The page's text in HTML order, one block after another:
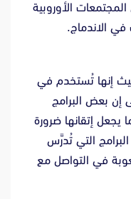
الأوروبية
الاندماج.
حيث إنها تُستخدم في
إن بعض البرامج
يجعل إتقانها ضرورة
التي تُدرَّس
في التواصل مع